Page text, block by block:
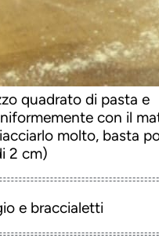
quadrato di pasta e
con il
molto, basta
2 cm)
e braccialetti